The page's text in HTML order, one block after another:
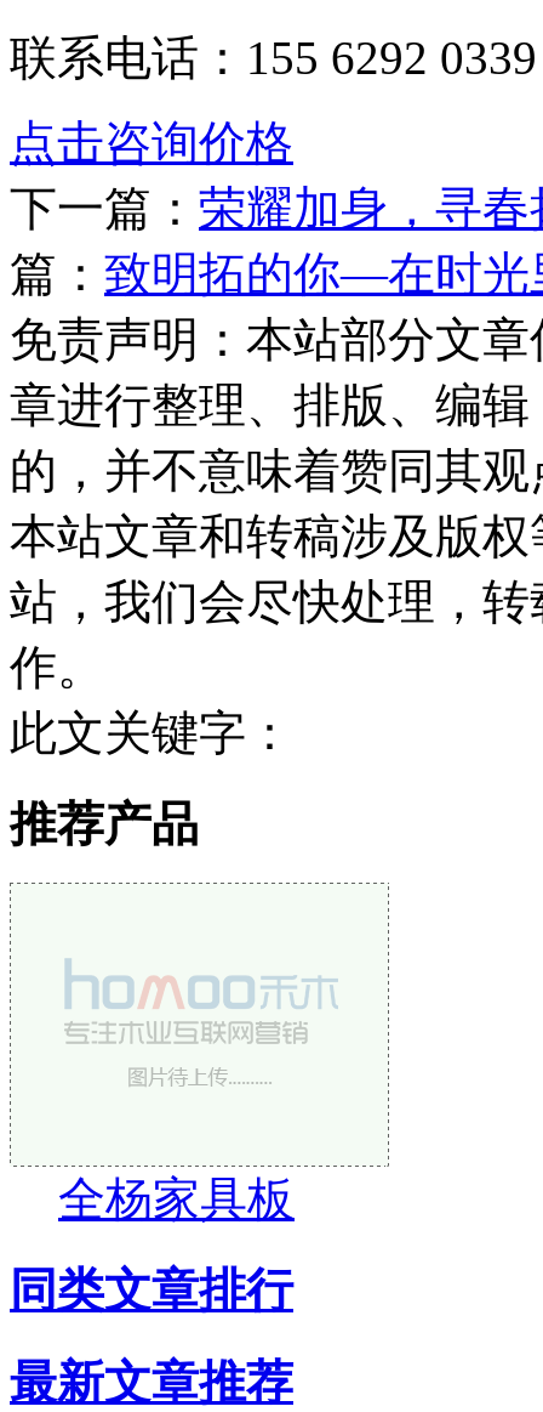
联系电话：155 6292 0339
点击咨询价格
下一篇： 荣耀加身，寻
篇： 致明拓的你—在时光
免责声明：本站部分文
章进行整理、排版、编
的，并不意味着赞同其
本站文章和转稿涉及版
站，我们会尽快处理，
作。
此文关键字：
推荐产品
全杨家具板
同类文章排行
最新文章推荐